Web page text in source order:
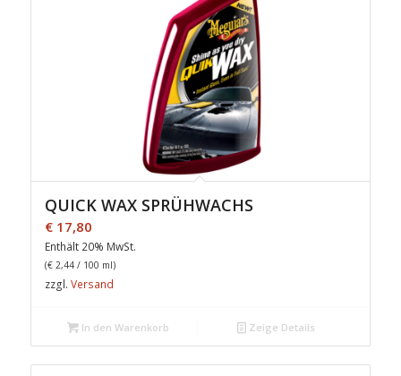
QUICK WAX SPRÜHWACHS
€17,80
Enthält 20% MwSt.
(€2,44/ 100 ml)
zzgl. Versand
In den Warenkorb Zeige Details